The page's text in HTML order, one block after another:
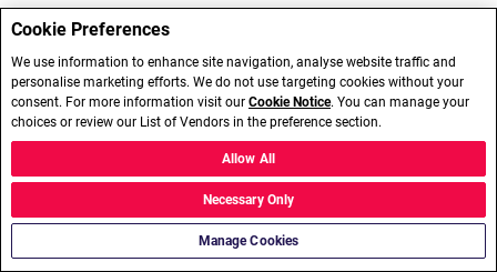
Cookie Preferences
We use information to enhance site navigation, analyse website traffic and
personalise marketing efforts. We do not use targeting cookies without your
consent. For more information visit our Cookie Notice. You can manage your
choices or review our List of Vendors in the preference section.
Manage Cookies
Necessary Only
Allow All